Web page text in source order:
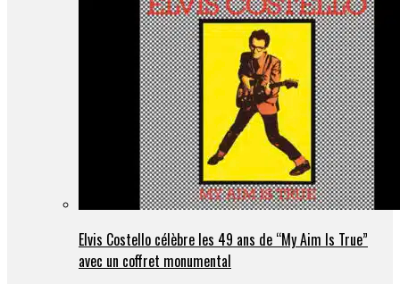
Elvis Costello célèbre les 49 ans de “My Aim Is True”
avec un coffret monumental